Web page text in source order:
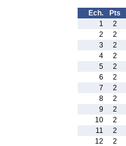
Ech. Pts
1
2
2
2
3
2
4
2
5
2
6
2
7
2
8
2
9
2
10
2
11
2
12
2